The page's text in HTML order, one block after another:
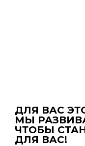
ДЛЯ ВАС
МЫ
ЧТОБЫ
ДЛЯ ВАС!